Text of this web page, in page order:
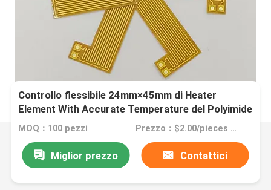
Controllo flessibile 24mm×45mm di Heater
Element With Accurate Temperature del Polyimide
MOQ：100 pezzi Prezzo：$2.00/pieces 100-199 pieces
Miglior prezzo Contattici